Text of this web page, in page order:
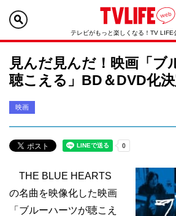
テレビがもっと楽しくなる！TV LIFE
見んだ見んだ！映画「ブ
聴こえる」BD＆DVD化
映画
THE BLUE HEARTS
の名曲を映像化した映画
「ブルーハーツが聴こえ